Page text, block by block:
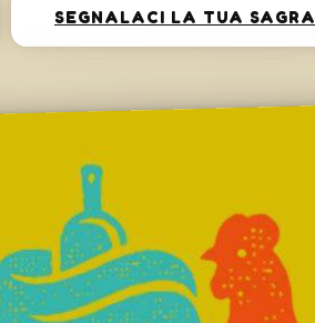
SEGNALACI LA TUA SAGRA